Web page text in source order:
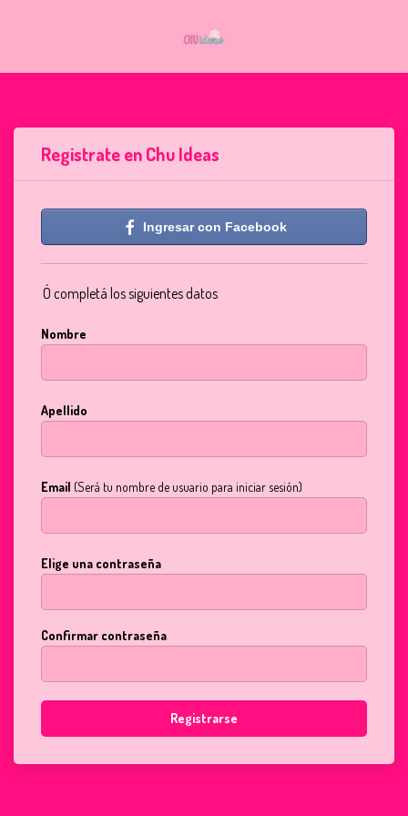
Registrate en Chu Ideas
Ingresar con Facebook
Ó completá los siguientes datos
Nombre
Apellido
Email (Será tu nombre de usuario para iniciar sesión)
Elige una contraseña
Confirmar contraseña
Registrarse